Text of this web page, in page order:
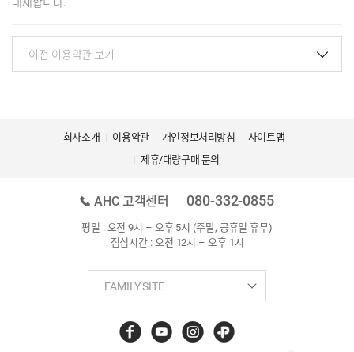
회사소개 이용약관 개인정보처리방침
사이트맵
제휴/대량구매 문의
AHC 고객센터 080-332-0855
평일 : 오전 9시 – 오후 5시 (주말, 공휴일 휴무)
점심시간 : 오전 12시 – 오후 1시